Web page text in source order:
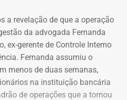
Alex Melim em 2026 — Foto:
Divulgacand
a revelação de que a operação
da advogada Fernanda
ex-gerente de Controle Interno
Fernanda assumiu o
menos de duas semanas,
na instituição bancária
de operações que a tornou